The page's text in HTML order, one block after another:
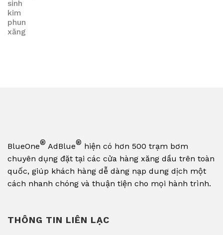
BlueOne® AdBlue® hiện có hơn 500 trạm bơm
chuyên dụng đặt tại các cửa hàng xăng dầu trên toàn
quốc, giúp khách hàng dễ dàng nạp dung dịch một
cách nhanh chóng và thuận tiện cho mọi hành trình.
THÔNG TIN LIÊN LẠC